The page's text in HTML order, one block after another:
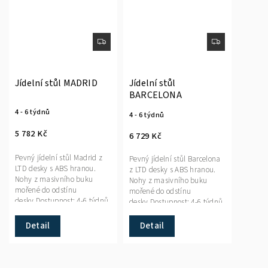
Jídelní stůl MADRID
4 - 6 týdnů
5 782 Kč
Detail
Pevný jídelní stůl Madrid z
LTD desky s ABS hranou.
Nohy z masivního buku
mořené do odstínu
desky.Dostupnost: 4-6 týdnů,
Jídelní stůl
BARCELONA
4 - 6 týdnů
6 729 Kč
Detail
Pevný jídelní stůl Barcelona
z LTD desky s ABS hranou.
Nohy z masivního buku
mořené do odstínu
desky.Dostupnost: 4-6 týdnů,
výroba na zakázku.